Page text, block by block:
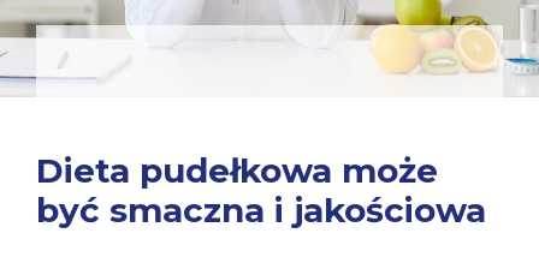
Dieta pudełkowa może
być smaczna i jakościowa